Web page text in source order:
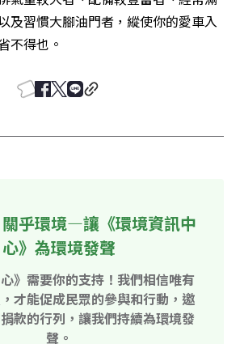
及習慣大腳油門者，縱使你的愛車入
不得也。
乎環境—讓《環境資訊中
心》為環境發聲
心》需要你的支持！我們相信唯有
才能促成民眾的參與和行動，邀
款的行列，讓我們持續為環境發
聲。